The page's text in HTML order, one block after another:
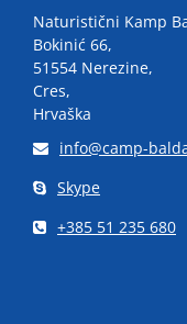
Naturistični Kamp
Bokinić 66,
51554 Nerezine,
Cres,
Hrvaška
info@camp-
Skype
+385 51 235 680